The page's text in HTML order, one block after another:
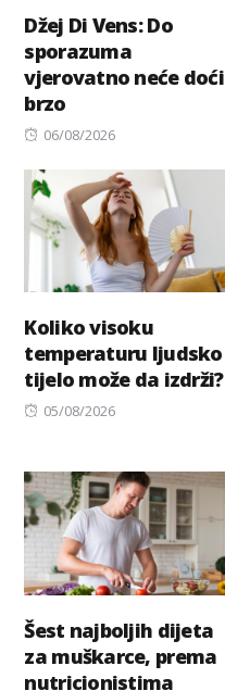
Džej Di Vens: Do
sporazuma
vjerovatno neće doći
brzo
Posted
06/08/2026
Koliko visoku
temperaturu ljudsko
tijelo može da izdrži?
Posted
05/08/2026
Šest najboljih dijeta
za muškarce, prema
nutricionistima